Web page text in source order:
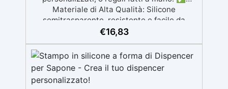
Materiale di Alta Qualità: Silicone
semitrasparente, resistente e facile da
usare, garantendo risultati eccellenti. ✅
facili da lavare e pronti per essere usati più
volte. ✅ Resistenza a Temperature Estreme:
Supporta temperature da -40°C a +210°C,
ideale per diverse tecniche e materiali. ✅
€16,83